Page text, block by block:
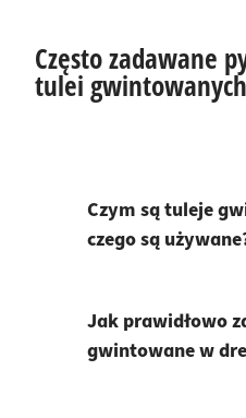
Często zadawane
tulei gwintowanych
Czym są tuleje
czego są
Jak prawidłowo
gwintowane w